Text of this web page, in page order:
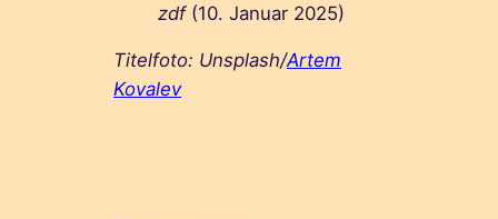
zdf(10. Januar 2025)
Titelfoto: Unsplash/Artem
Kovalev